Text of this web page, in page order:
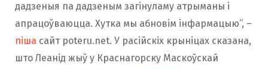
дадзеныя па дадзеным загінуламу атрыманы і
апрацоўваюцца. Хутка мы абновім інфармацыю”, –
піша сайт poteru.net. У расійскіх крыніцах сказана,
што Леанід жыў у Краснагорску Маскоўскай